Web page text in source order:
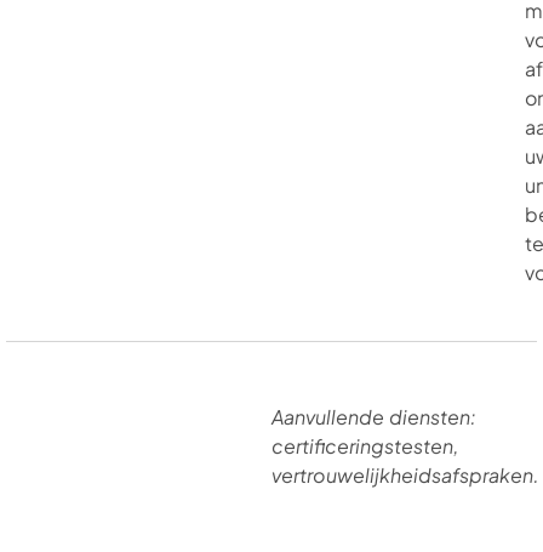
te
Aanvullende diensten:
certificeringstesten,
vertrouwelijkheidsafspraken.